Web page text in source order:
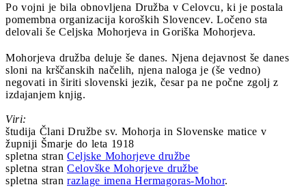
Po vojni je bila obnovljena Družba v Celovcu, ki je postala
pomembna organizacija koroških Slovencev. Ločeno sta
delovali še Celjska Mohorjeva in Goriška Mohorjeva.
Mohorjeva družba deluje še danes. Njena dejavnost še danes
sloni na krščanskih načelih, njena naloga je (še vedno)
negovati in širiti slovenski jezik, česar pa ne počne zgolj z
izdajanjem knjig.
Viri:
študija Člani Družbe sv. Mohorja in Slovenske matice v
župniji Šmarje do leta 1918
spletna stran Celjske Mohorjeve družbe
spletna stran Celovške Mohorjeve družbe
spletna stran razlage imena Hermagoras-Mohor.